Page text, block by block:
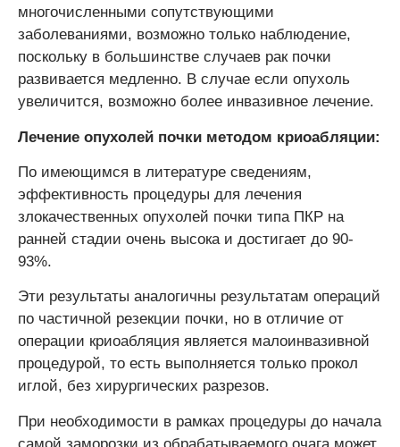
многочисленными сопутствующими
заболеваниями, возможно только наблюдение,
поскольку в большинстве случаев рак почки
развивается медленно. В случае если опухоль
увеличится, возможно более инвазивное лечение.
Лечение опухолей почки методом криоабляции:
По имеющимся в литературе сведениям,
эффективность процедуры для лечения
злокачественных опухолей почки типа ПКР на
ранней стадии очень высока и достигает до 90-
93%.
Эти результаты аналогичны результатам операций
по частичной резекции почки, но в отличие от
операции криоабляция является малоинвазивной
процедурой, то есть выполняется только прокол
иглой, без хирургических разрезов.
При необходимости в рамках процедуры до начала
самой заморозки из обрабатываемого очага может